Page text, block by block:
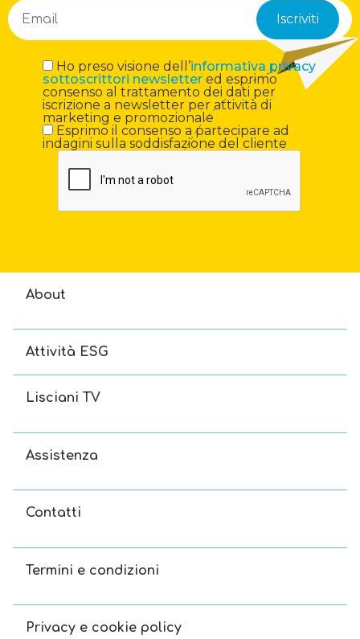
Ho preso visione dell’informativa privacy
sottoscrittori newslettered esprimo
consenso al trattamento dei dati per
iscrizione a newsletter per attività di
marketing e promozionale
Esprimo il consenso a partecipare ad
indagini sulla soddisfazione del cliente
About
Attività ESG
Lisciani TV
Assistenza
Contatti
Termini e condizioni
Privacy e cookie policy